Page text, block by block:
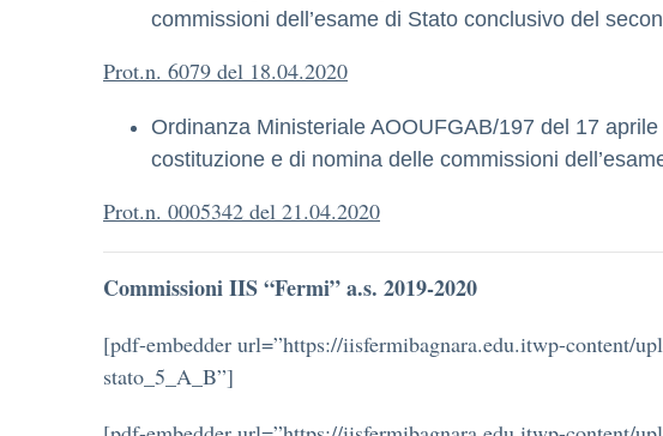
commissioni dell’esame di Stato conclusivo del
Prot.n. 6079 del 18.04.2020
Ordinanza Ministeriale AOOUFGAB/197 del 17
costituzione e di nomina delle commissioni
Prot.n. 0005342 del 21.04.2020
Commissioni IIS “Fermi” a.s. 2019-2020
[pdf-embedder url=”https://iisfermibagnara.edu.itwp-content/
stato_5_A_B”]